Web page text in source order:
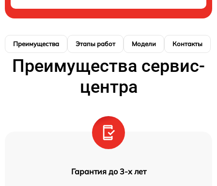
Преимущества Этапы работ Модели Контакты
Преимущества сервис-
центра
Гарантия до 3-х лет